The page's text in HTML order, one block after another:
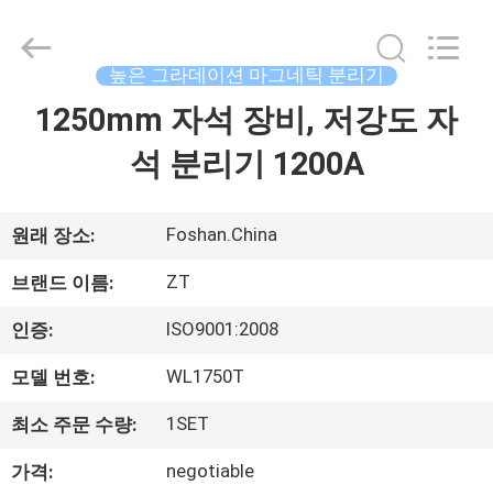
품
우
리
2026
Foshan
높은 그라데이션 마그네틱 분리기
1250mm 자석 장비, 저강도 자
석 분리기 1200A
원래 장소: Foshan.China
브랜드 이름: ZT
인증: ISO9001:2008
모델 번호: WL1750T
최소 주문 수량: 1SET
가격: negotiable